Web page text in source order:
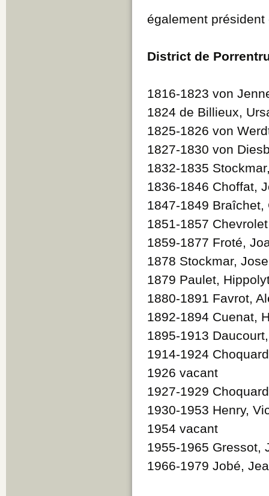
également président
District de
1816-1823 von
1824 de Billieux,
1825-1826 von
1827-1830 von
1832-1835
1836-1846 Choffat,
1847-1849 Braîchet,
1851-1857
1859-1877 Froté,
1878 Stockmar,
1879 Paulet,
1880-1891 Favrot,
1892-1894 Cuenat,
1895-1913
1914-1924
1926 vacant
1927-1929
1930-1953 Henry,
1954 vacant
1955-1965 Gressot,
1966-1979 Jobé,